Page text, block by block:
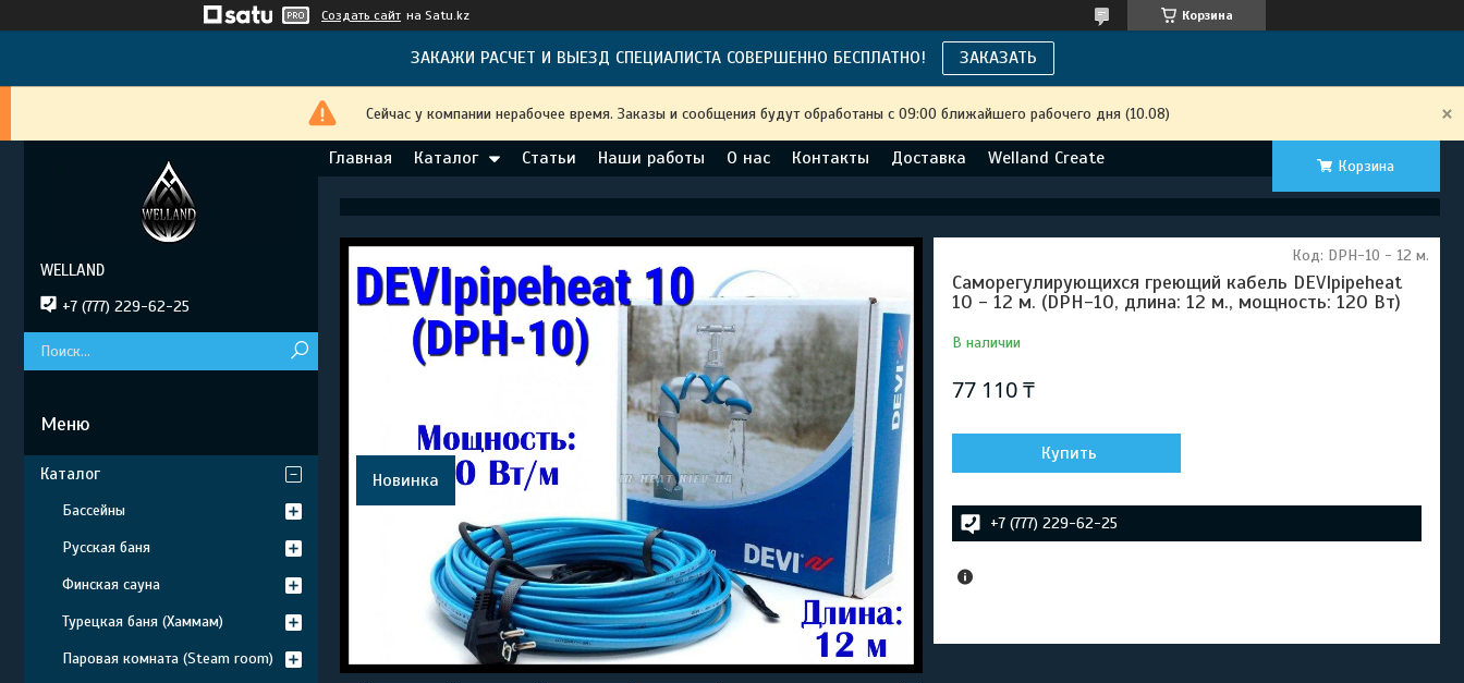
Создать сайт на Satu.kz Корзина
ЗАКАЖИ РАСЧЕТ И ВЫЕЗД СПЕЦИАЛИСТА СОВЕРШЕННО БЕСПЛАТНО! ЗАКАЗАТЬ
Сейчас у компании нерабочее время. Заказы и сообщения будут обработаны с 09:00 ближайшего рабочего дня (10.08)
Главная Каталог Статьи Наши работы О нас Контакты Доставка Welland Create Корзина
Новинка
Саморегулирующихся греющий кабель DEVIpipeheat
10 - 12 м. (DPH-10, длина: 12 м., мощность: 120 Вт)
В наличии
Код: DPH-10 - 12 м.
77 110 ₸
Купить
+7 (777) 229-62-25
WELLAND
+7 (777) 229-62-25
Каталог
Бассейны
Русская баня
Финская сауна
Турецкая баня (Хаммам)
Паровая комната (Steam room)